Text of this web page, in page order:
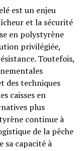
est un enjeu
et la sécurité
en polystyrène
privilégiée,
Toutefois,
des techniques
caisses en
plus
continue à
de la pêche
sa capacité à